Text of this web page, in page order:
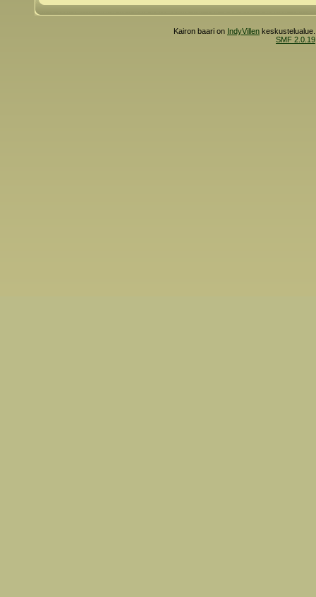
Kairon baari on IndyVillen
SMF 2.0.19